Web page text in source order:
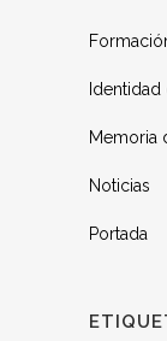
Memoria
Noticias
Portada